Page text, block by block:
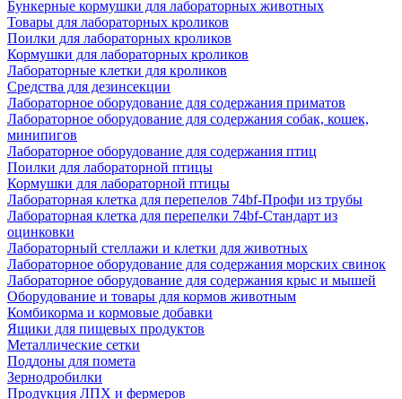
Бункерные кормушки для лабораторных животных
Товары для лабораторных кроликов
Поилки для лабораторных кроликов
Кормушки для лабораторных кроликов
Лабораторные клетки для кроликов
Средства для дезинсекции
Лабораторное оборудование для содержания приматов
Лабораторное оборудование для содержания собак, кошек,
минипигов
Лабораторное оборудование для содержания птиц
Поилки для лабораторной птицы
Кормушки для лабораторной птицы
Лабораторная клетка для перепелов 74bf-Профи из трубы
Лабораторная клетка для перепелки 74bf-Стандарт из
оцинковки
Лабораторный стеллажи и клетки для животных
Лабораторное оборудование для содержания морских свинок
Лабораторное оборудование для содержания крыс и мышей
Оборудование и товары для кормов животным
Комбикорма и кормовые добавки
Ящики для пищевых продуктов
Металлические сетки
Поддоны для помета
Зернодробилки
Продукция ЛПХ и фермеров